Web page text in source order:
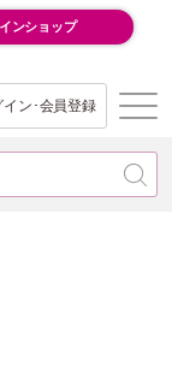
ンショップ
イン･会員登録